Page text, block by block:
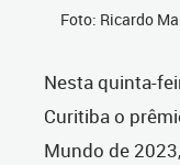
Foto: Ricardo
Nesta quinta-
Curitiba o
Mundo de